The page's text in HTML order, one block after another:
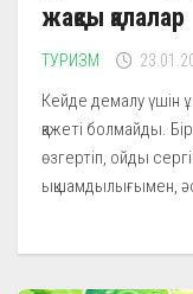
жақсы қалалар
ТУРИЗМ
Кейде демалу үшін
қажеті болмайды.
өзгертіп, ойды
ықшамдылығымен,